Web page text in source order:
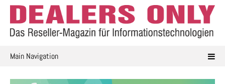
Skip
content
Main Navigation